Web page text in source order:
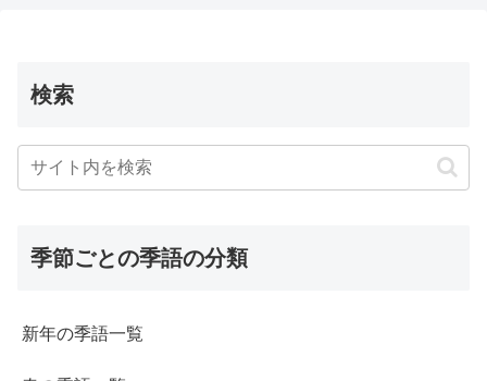
検索
季節ごとの季語の分類
新年の季語一覧